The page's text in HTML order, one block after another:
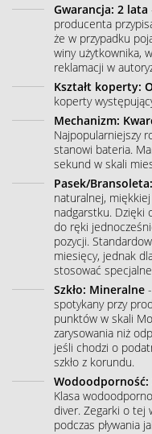
Gwarancja: 2 lata
producenta
że w przypadku
winy użytkownika,
reklamacji w
Kształt koperty:
koperty
Mechanizm:
Najpopularniejszy
stanowi bateria.
sekund w skali
Pasek/
naturalnej,
nadgarstku. Dzięki
do ręki
pozycji.
miesięcy, jednak
stosować
Szkło: Mineralne
spotykany przy
punktów w skali
zarysowania niż
jeśli chodzi o
szkło z korundu.
Wodoodporność:
Klasa
diver. Zegarki o tej
podczas pływania